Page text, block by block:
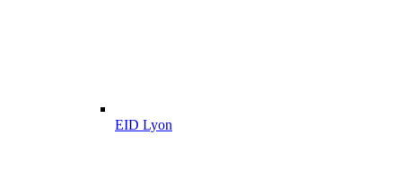
EID Lyon